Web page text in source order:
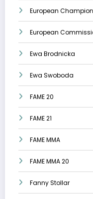
European
European
Ewa Brodnicka
Ewa Swoboda
FAME 20
FAME 21
FAME MMA
FAME MMA 20
Fanny Stollar